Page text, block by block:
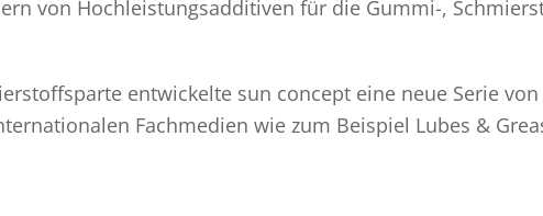
von Hochleistungsadditiven für die Gummi-,
entwickelte sun concept eine neue Serie
Fachmedien wie zum Beispiel Lubes &